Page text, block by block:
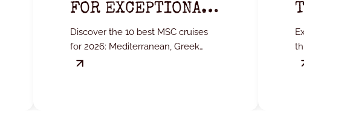
FOR EXCEPTIONAL
DESTINATIONS
Discover the 10 best MSC cruises
for 2026: Mediterranean, Greek
Islands, Adriatic, and the Far North.
THE
YORK
Experience
this
Central